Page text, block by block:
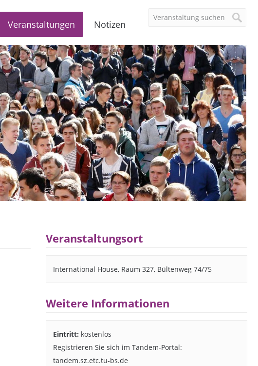
Veranstaltungen Notizen
Veranstaltungsort
International House, Raum 327, Bültenweg 74/75
Weitere Informationen
Eintritt: kostenlos
Registrieren Sie sich im Tandem-Portal:
tandem.sz.etc.tu-bs.de